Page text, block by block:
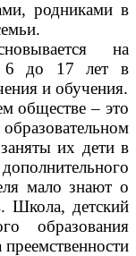
родниками в
на
6 до 17 лет в
и обучения.
обществе – это
их дети в
мало знают о
Школа, детский
образования